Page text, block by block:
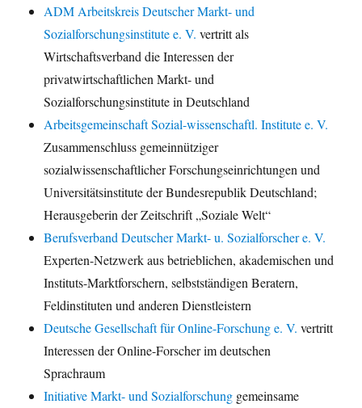
ADM Arbeitskreis Deutscher Markt- und
Sozialforschungsinstitute e. V. vertritt als
Wirtschaftsverband die Interessen der
privatwirtschaftlichen Markt- und
Sozialforschungsinstitute in Deutschland
Arbeitsgemeinschaft Sozial-wissenschaftl. Institute e. V.
Zusammenschluss gemeinnütziger
sozialwissenschaftlicher Forschungseinrichtungen und
Universitätsinstitute der Bundesrepublik Deutschland;
Herausgeberin der Zeitschrift „Soziale Welt“
Berufsverband Deutscher Markt- u. Sozialforscher e. V.
Experten-Netzwerk aus betrieblichen, akademischen und
Instituts-Marktforschern, selbstständigen Beratern,
Feldinstituten und anderen Dienstleistern
Deutsche Gesellschaft für Online-Forschung e. V. vertritt
Interessen der Online-Forscher im deutschen
Sprachraum
Initiative Markt- und Sozialforschung gemeinsame